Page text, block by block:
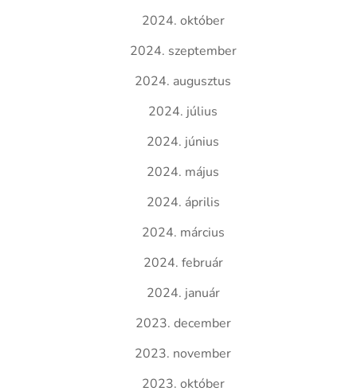
2024. október
2024. szeptember
2024. augusztus
2024. július
2024. június
2024. május
2024. április
2024. március
2024. február
2024. január
2023. december
2023. november
2023. október